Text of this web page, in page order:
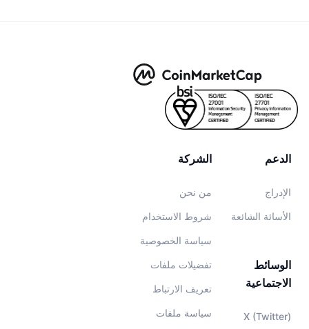
الشركة
من نحن
شروط الاستخدام
سياسة الخصوصية
تفضيلات ملفات
تعريف الارتباط
سياسة ملفات
الدعم
الإدراج
الأسائة الشائعة
الوسائط
الاجتماعية
X (Twitter)